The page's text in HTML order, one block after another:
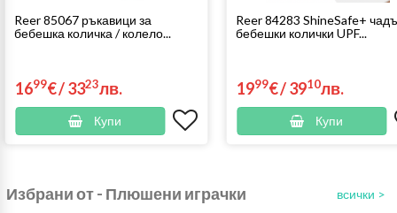
Reer 85067 ръкавици за
бебешка количка / колело...
1699€/3323лв.
Купи
Reer 84283 ShineSafe+
бебешки колички UPF...
1999€/3910лв.
Купи
Избрани от - Плюшени играчки всички >